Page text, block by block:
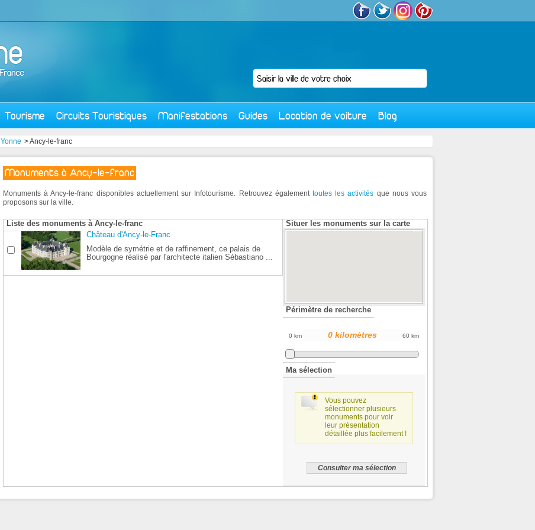
Tourisme Circuits Touristiques Manifestations Guides Location de voiture Blog
Yonne > Ancy-le-franc
Monuments à Ancy-le-franc
Monuments à Ancy-le-franc disponibles actuellement sur Infotourisme. Retrouvez également toutes les activités que nous vous
proposons sur la ville.
Liste des monuments à Ancy-le-franc
Château d'Ancy-le-Franc
Modèle de symétrie et de raffinement, ce palais de
Bourgogne réalisé par l'architecte italien Sébastiano ...
Situer les monuments sur la carte
Périmètre de recherche
0 km 60 km
Ma sélection
Vous pouvez
sélectionner plusieurs
monuments pour voir
leur présentation
détaillée plus facilement !